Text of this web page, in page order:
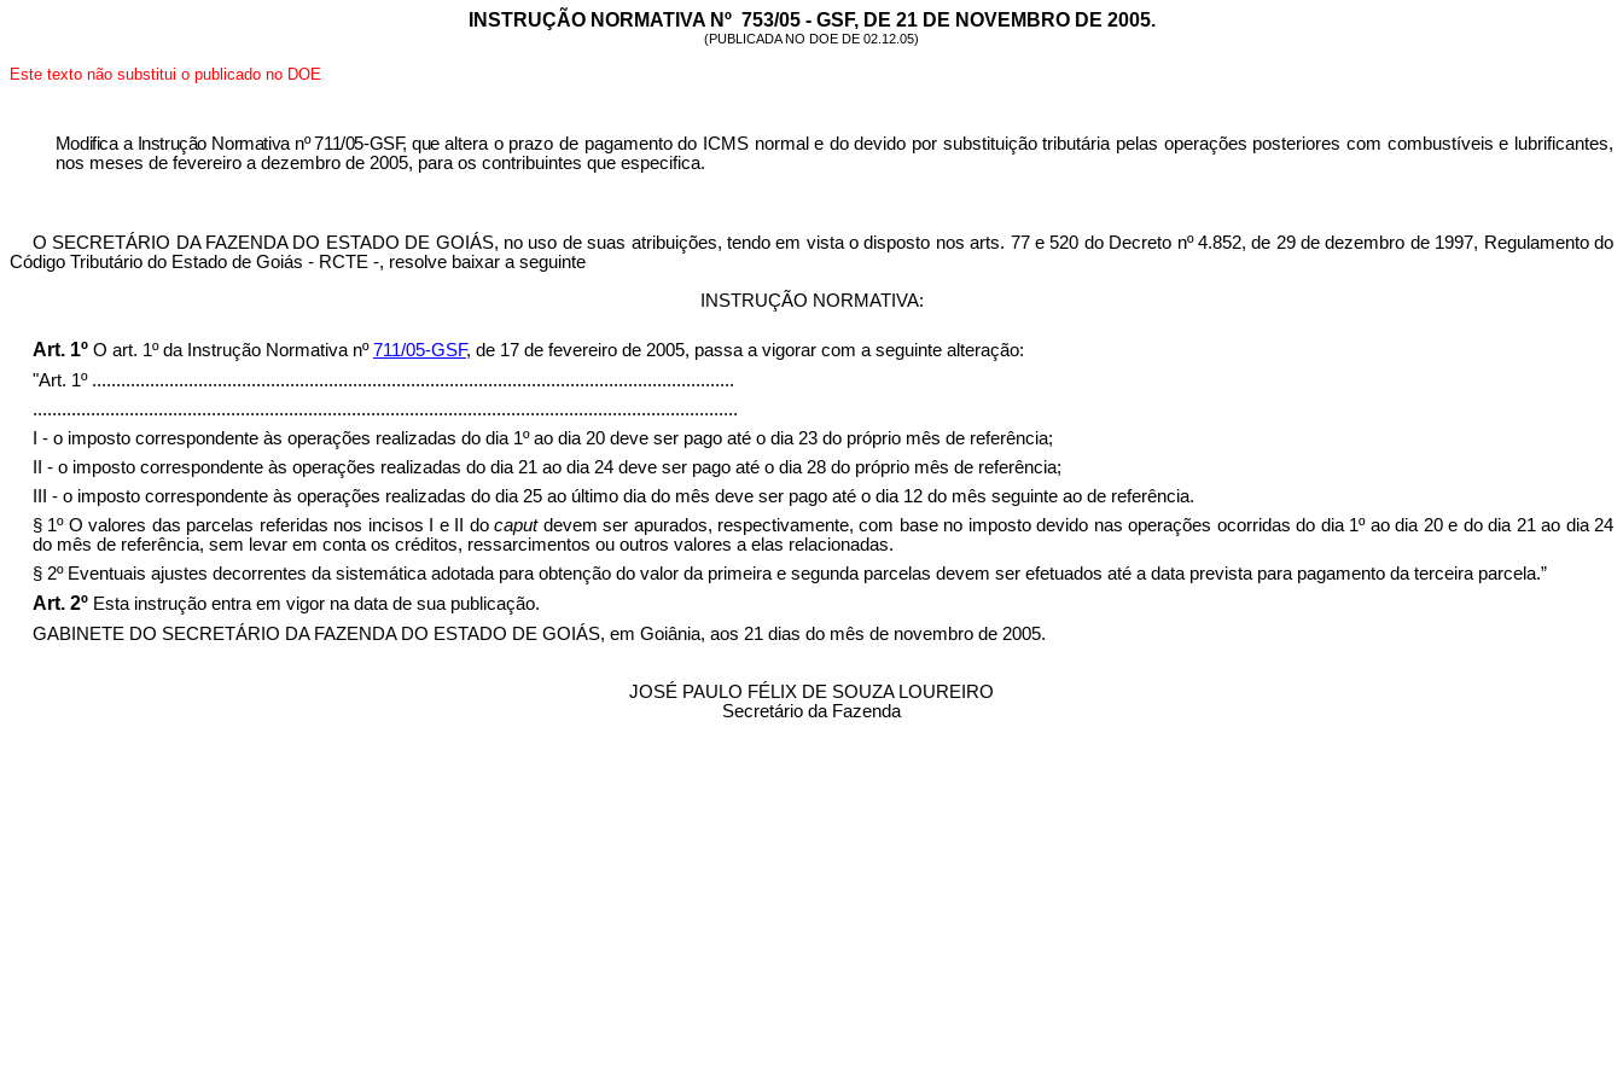
INSTRUÇÃO NORMATIVA Nº 753/05 - GSF, DE 21 DE NOVEMBRO DE 2005.
(PUBLICADA NO DOE DE 02.12.05)
Este texto não substitui o publicado no DOE
Modifica a Instrução Normativa nº 711/05-GSF, que altera o prazo de pagamento do ICMS normal e do devido por substituição tributária pelas operações posteriores com combustíveis e lubrificantes,
nos meses de fevereiro a dezembro de 2005, para os contribuintes que especifica.
O SECRETÁRIO DA FAZENDA DO ESTADO DE GOIÁS, no uso de suas atribuições, tendo em vista o disposto nos arts. 77 e 520 do Decreto nº 4.852, de 29 de dezembro de 1997, Regulamento do
Código Tributário do Estado de Goiás - RCTE -, resolve baixar a seguinte
INSTRUÇÃO NORMATIVA:
Art. 1º O art. 1º da Instrução Normativa nº711/05-GSF, de 17 de fevereiro de 2005, passa a vigorar com a seguinte alteração:
"Art. 1º .....................................................................................................................................
..................................................................................................................................................
I - o imposto correspondente às operações realizadas do dia 1º ao dia 20 deve ser pago até o dia 23 do próprio mês de referência;
II - o imposto correspondente às operações realizadas do dia 21 ao dia 24 deve ser pago até o dia 28 do próprio mês de referência;
III - o imposto correspondente às operações realizadas do dia 25 ao último dia do mês deve ser pago até o dia 12 do mês seguinte ao de referência.
§ 1º O valores das parcelas referidas nos incisos I e II docaputdevem ser apurados, respectivamente, com base no imposto devido nas operações ocorridas do dia 1º ao dia 20 e do dia 21 ao dia 24
do mês de referência, sem levar em conta os créditos, ressarcimentos ou outros valores a elas relacionadas.
§ 2º Eventuais ajustes decorrentes da sistemática adotada para obtenção do valor da primeira e segunda parcelas devem ser efetuados até a data prevista para pagamento da terceira parcela.”
Art. 2º Esta instrução entra em vigor na data de sua publicação.
GABINETE DO SECRETÁRIO DA FAZENDA DO ESTADO DE GOIÁS, em Goiânia, aos 21 dias do mês de novembro de 2005.
JOSÉ PAULO FÉLIX DE SOUZA LOUREIRO
Secretário da Fazenda